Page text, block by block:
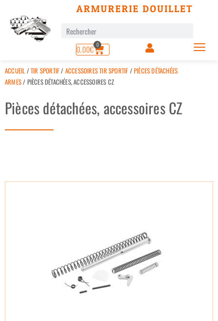
ARMURERIE DOUILLET
0,00€ 0
ACCUEIL /TIR SPORTIF/ ACCESSOIRES TIR SPORTIF /PIÈCES DÉTACHÉES
ARMES/ PIÈCES DÉTACHÉES, ACCESSOIRES CZ
Pièces détachées, accessoires CZ